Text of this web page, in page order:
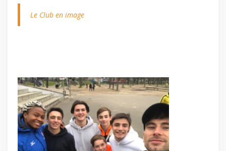
Le Club en image